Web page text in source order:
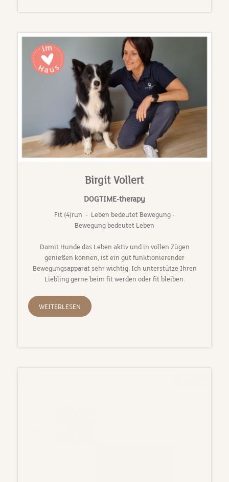
Birgit Vollert
DOGTIME-therapy
Fit (4)run - Leben bedeutet Bewegung -
Bewegung bedeutet Leben
Damit Hunde das Leben aktiv und in vollen Zügen
genießen können, ist ein gut funktionierender
Bewegungsapparat sehr wichtig. Ich unterstütze Ihren
Liebling gerne beim fit werden oder fit bleiben.
WEITERLESEN